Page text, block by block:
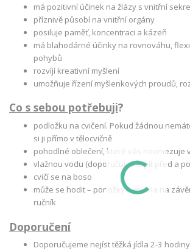
má pozitivní účinek na žlázy s vnitřní
příznivě působí na vnitřní orgány
posiluje paměť, koncentraci a kázeň
má blahodárné účinky na rovnováhu,
pohybů
rozvíjí kreativní myšlení
umožňuje řízení myšlenkových proudů,
Co s sebou potřebuji?
podložku na cvičení. Pokud žádnou
si ji přímo v tělocvičně
pohodlné oblečení, které vás neomezuje
vlažnou vodu (doporučujeme pít před a
cvičí se na boso
může se hodit – ponožky a mikina na
ručník
Doporučení
Doporučujeme nejíst těžká jídla 2-3